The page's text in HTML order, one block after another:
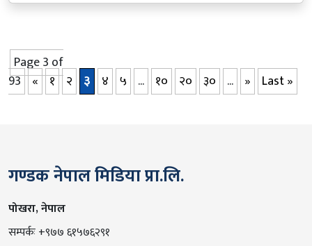
Page 3 of
93 « १ २ ३ ४ ५ ... १० २० ३० ... » Last »
गण्डक नेपाल मिडिया प्रा.लि.
पोखरा, नेपाल
सम्पर्कः +९७७ ६१५७६२९१